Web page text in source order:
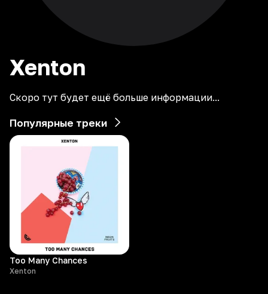
Xenton
Скоро тут будет ещё больше информации...
Популярные треки
Too Many Chances
Xenton